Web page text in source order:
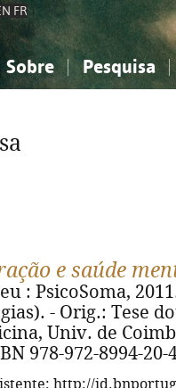
FR
Sobre Pesquisa
Ciências sociais...
Ciências sociais...
e saúde
: PsicoSoma,
- Orig.: Tese
Univ. de
978-972-8994-20-
http://